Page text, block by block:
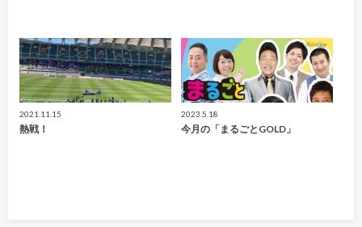
2021.11.15
熱戦！
2023.5.18
今月の「まるごとGOLD」